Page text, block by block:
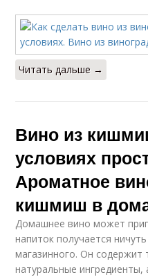
Читать дальше →
Вино из
условиях
Ароматное
кишмиш в
Домашнее вино может
напиток получается
магазинного. Он содержит
натуральные